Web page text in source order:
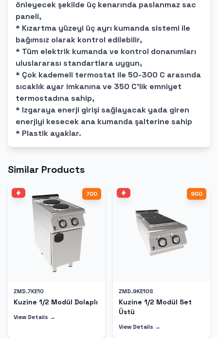
önleyecek şekilde üç kenarında paslanmaz sac
paneli,
* Kızartma yüzeyi üç ayrı kumanda sistemi ile
bağımsız olarak kontrol edilebilir,
* Tüm elektrik kumanda ve kontrol donanımları
uluslararası standartlara uygun,
* Çok kademeli termostat ile 50-300 C arasında
sıcaklık ayar imkanına ve 350 C'lik emniyet
termostadına sahip,
* Izgaraya enerji girişi sağlayacak yada giren
enerjiyi kesecek ana kumanda şalterine sahip
* Plastik ayaklar.
Similar Products
700
ZMD.7KE10
Kuzine 1/2 Modül Dolaplı
View Details →
900
ZMD.9KE10S
Kuzine 1/2 Modül Set
Üstü
View Details →